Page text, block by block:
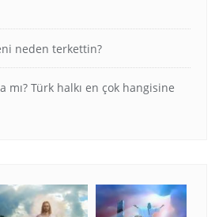
neden terkettin?
mı? Türk halkı en çok hangisine